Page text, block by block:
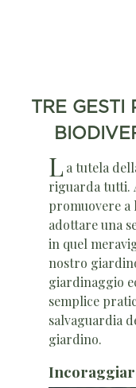
TRE GESTI
L a tutela
riguarda tutti.
promuovere a
adottare una
in quel
nostro
giardinaggio
semplice
salvaguardia
giardino.